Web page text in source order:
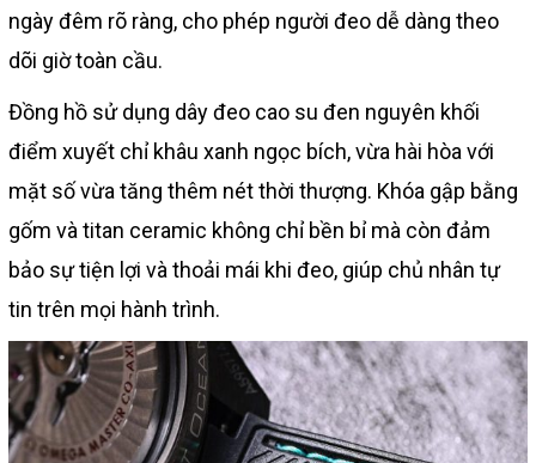
ngày đêm rõ ràng, cho phép người đeo dễ dàng theo
dõi giờ toàn cầu.
Đồng hồ sử dụng dây đeo cao su đen nguyên khối
điểm xuyết chỉ khâu xanh ngọc bích, vừa hài hòa với
mặt số vừa tăng thêm nét thời thượng. Khóa gập bằng
gốm và titan ceramic không chỉ bền bỉ mà còn đảm
bảo sự tiện lợi và thoải mái khi đeo, giúp chủ nhân tự
tin trên mọi hành trình.